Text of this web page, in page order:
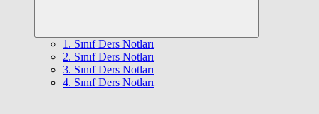
1. Sınıf Ders Notları
2. Sınıf Ders Notları
3. Sınıf Ders Notları
4. Sınıf Ders Notları